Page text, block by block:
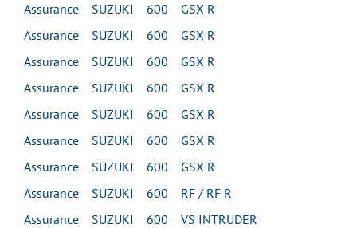
Assurance SUZUKI 600 GSX R
Assurance SUZUKI 600 GSX R
Assurance SUZUKI 600 GSX R
Assurance SUZUKI 600 GSX R
Assurance SUZUKI 600 GSX R
Assurance SUZUKI 600 GSX R
Assurance SUZUKI 600 GSX R
Assurance SUZUKI 600 RF / RF R
Assurance SUZUKI 600 VS INTRUDER